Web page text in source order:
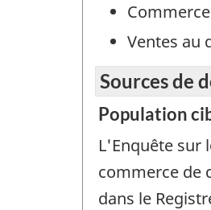
Ventes au
Sources de
Population
L'Enquête sur
commerce de
dans le